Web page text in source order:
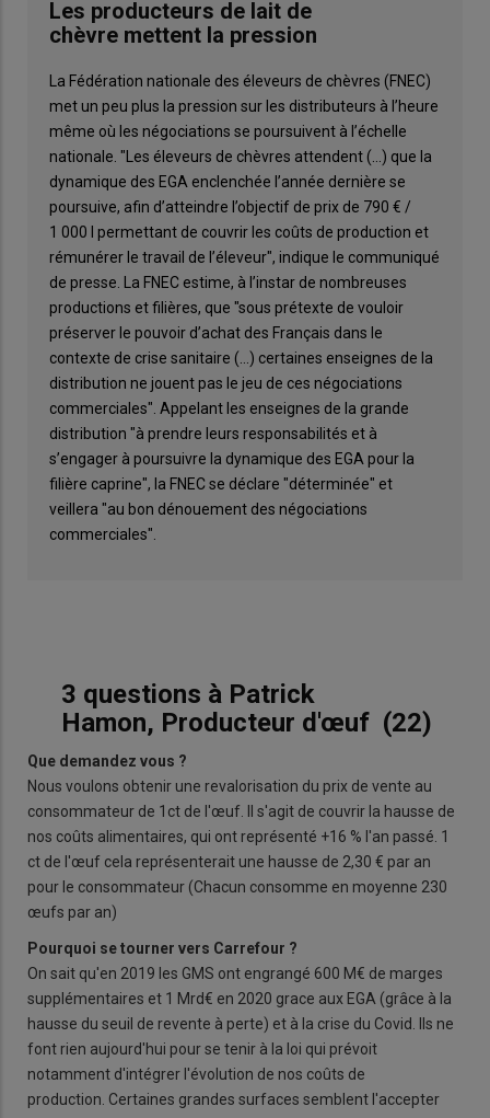
Les producteurs de lait de
chèvre mettent la pression
La Fédération nationale des éleveurs de chèvres (FNEC)
met un peu plus la pression sur les distributeurs à l’heure
même où les négociations se poursuivent à l’échelle
nationale. "Les éleveurs de chèvres attendent (…) que la
dynamique des EGA enclenchée l’année dernière se
poursuive, afin d’atteindre l’objectif de prix de 790 € /
1 000 l permettant de couvrir les coûts de production et
rémunérer le travail de l’éleveur", indique le communiqué
de presse. La FNEC estime, à l’instar de nombreuses
productions et filières, que "sous prétexte de vouloir
préserver le pouvoir d’achat des Français dans le
contexte de crise sanitaire (…) certaines enseignes de la
distribution ne jouent pas le jeu de ces négociations
commerciales". Appelant les enseignes de la grande
distribution "à prendre leurs responsabilités et à
s’engager à poursuivre la dynamique des EGA pour la
filière caprine", la FNEC se déclare "déterminée" et
veillera "au bon dénouement des négociations
commerciales".
3 questions à Patrick
Hamon, Producteur d'œuf (22)
Que demandez vous ?
Nous voulons obtenir une revalorisation du prix de vente au
consommateur de 1ct de l'œuf. Il s'agit de couvrir la hausse de
nos coûts alimentaires, qui ont représenté +16 % l'an passé. 1
ct de l'œuf cela représenterait une hausse de 2,30 € par an
pour le consommateur (Chacun consomme en moyenne 230
œufs par an)
Pourquoi se tourner vers Carrefour ?
On sait qu'en 2019 les GMS ont engrangé 600 M€ de marges
supplémentaires et 1 Mrd€ en 2020 grace aux EGA (grâce à la
hausse du seuil de revente à perte) et à la crise du Covid. Ils ne
font rien aujourd'hui pour se tenir à la loi qui prévoit
notamment d'intégrer l'évolution de nos coûts de
production. Certaines grandes surfaces semblent l'accepter